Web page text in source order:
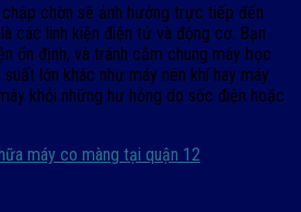
chờn sẽ ảnh hưởng trực tiếp đến
các linh kiện điện tử và động cơ. Bạn
ổn định, và tránh cắm chung máy bọc
lớn khác như máy nén khí hay máy
khỏi những hư hỏng do sốc điện hoặc
máy co màng tại quận 12